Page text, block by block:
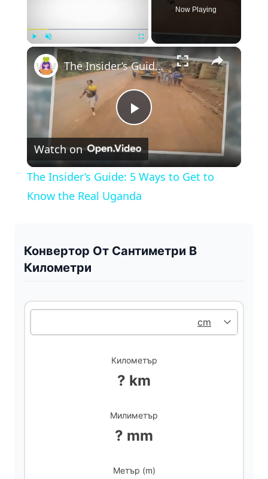
Unmute Fullscreen
Now Playing
×
P
l
a
i
d
e
o
The Insider’s Guide: 5 Ways to Get to Know the Real Uganda
Watch on
The Insider’s Guide: 5 Ways to Get to
Know the Real Uganda
Конвертор От Сантиметри В
Километри
Километър
? km
Милиметър
? mm
Метър (m)